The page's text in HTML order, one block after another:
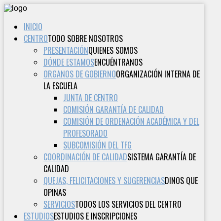
INICIO
CENTROTODO SOBRE NOSOTROS
PRESENTACIÓNQUIENES SOMOS
DÓNDE ESTAMOSENCUÉNTRANOS
ORGANOS DE GOBIERNOORGANIZACIÓN INTERNA DE
LA ESCUELA
JUNTA DE CENTRO
COMISIÓN GARANTÍA DE CALIDAD
COMISIÓN DE ORDENACIÓN ACADÉMICA Y DEL
PROFESORADO
SUBCOMISIÓN DEL TFG
COORDINACIÓN DE CALIDADSISTEMA GARANTÍA DE
CALIDAD
QUEJAS, FELICITACIONES Y SUGERENCIASDINOS QUE
OPINAS
SERVICIOSTODOS LOS SERVICIOS DEL CENTRO
ESTUDIOSESTUDIOS E INSCRIPCIONES